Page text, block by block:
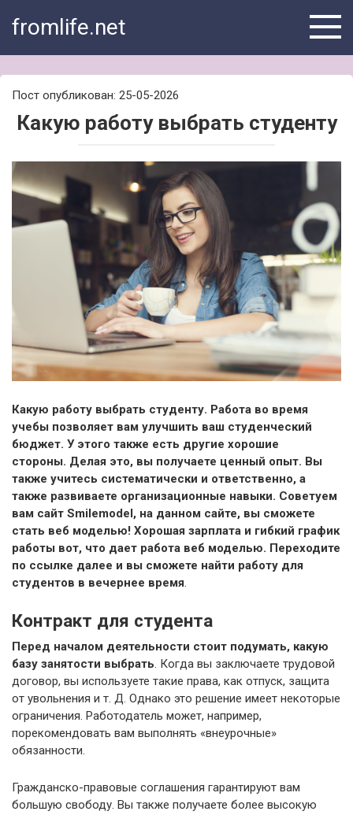
fromlife.net
Пост опубликован: 25-05-2026
Какую работу выбрать студенту
Какую работу выбрать студенту. Работа во время
учебы позволяет вам улучшить ваш студенческий
бюджет. У этого также есть другие хорошие
стороны. Делая это, вы получаете ценный опыт. Вы
также учитесь систематически и ответственно, а
также развиваете организационные навыки. Советуем
вам сайт Smilemodel, на данном сайте, вы сможете
стать веб моделью! Хорошая зарплата и гибкий график
работы вот, что дает работа веб моделью. Переходите
по ссылке далее и вы сможете найти работу для
студентов в вечернее время.
Контракт для студента
Перед началом деятельности стоит подумать, какую
базу занятости выбрать. Когда вы заключаете трудовой
договор, вы используете такие права, как отпуск, защита
от увольнения и т. Д. Однако это решение имеет некоторые
ограничения. Работодатель может, например,
порекомендовать вам выполнять «внеурочные»
обязанности.
Гражданско-правовые соглашения гарантируют вам
большую свободу. Вы также получаете более высокую